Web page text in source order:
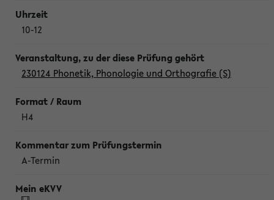
10-12
230124 Phonetik, Phonologie und Orthografie (S)
H4
A-Termin